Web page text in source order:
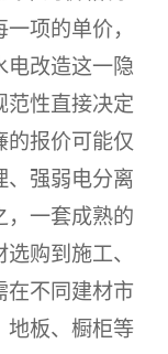
项的单价，
电改造这一隐
范性直接决定
的报价可能仅
、强弱电分离
，一套成熟的
购到施工、
在不同建材市
地板、橱柜等